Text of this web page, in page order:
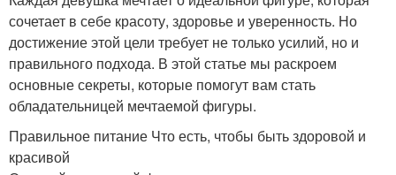
сочетает в себе красоту, здоровье и уверенность. Но
достижение этой цели требует не только усилий, но и
правильного подхода. В этой статье мы раскроем
основные секреты, которые помогут вам стать
обладательницей мечтаемой фигуры.
Правильное питание Что есть, чтобы быть здоровой и
красивой